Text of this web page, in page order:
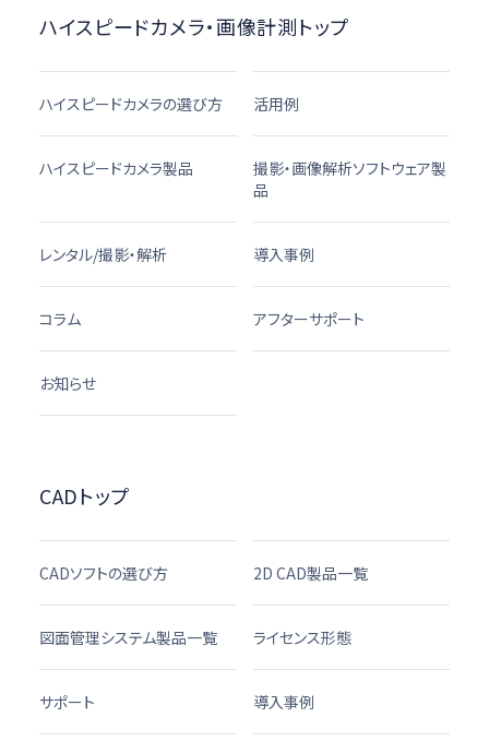
ハイスピードカメラ・画像計測トップ
ハイスピードカメラの選び方 活用例
ハイスピードカメラ製品
撮影・画像解析ソフトウェア製
品
レンタル/撮影・解析 導入事例
コラム アフターサポート
お知らせ
CADトップ
CADソフトの選び方 2D CAD製品一覧
図面管理システム製品一覧 ライセンス形態
サポート 導入事例